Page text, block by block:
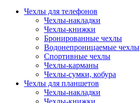
Чехлы для телефонов
Чехлы-накладки
Чехлы-книжки
Бронированные чехлы
Водонепроницаемые чехлы
Спортивные чехлы
Чехлы-карманы
Чехлы-сумки, кобура
Чехлы для планшетов
Чехлы-накладки
Чехлы-книжки